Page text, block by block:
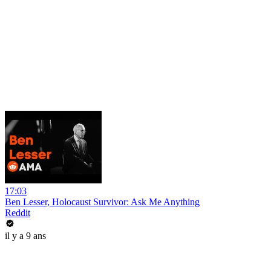
17:03
Ben Lesser, Holocaust Survivor: Ask Me Anything
Reddit
il y a 9 ans